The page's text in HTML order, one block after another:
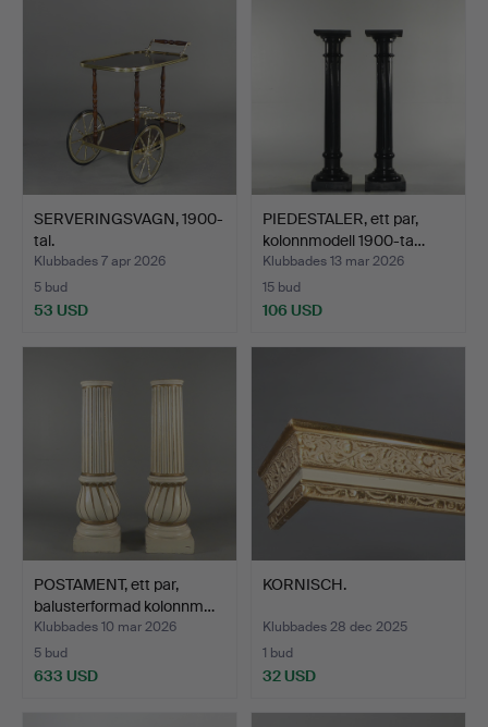
SERVERINGSVAGN, 1900-
tal.
Klubbades 7 apr 2026
5 bud
53 USD
PIEDESTALER, ett par,
kolonnmodell 1900-ta…
Klubbades 13 mar 2026
15 bud
106 USD
POSTAMENT, ett par,
balusterformad kolonnm…
Klubbades 10 mar 2026
5 bud
633 USD
KORNISCH.
Klubbades 28 dec 2025
1 bud
32 USD